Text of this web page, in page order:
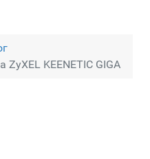
ZyXEL KEENETIC GIGA